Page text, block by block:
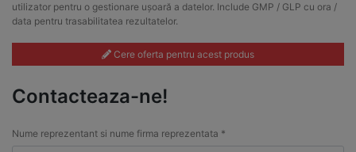
utilizator pentru o gestionare ușoară a datelor. Include GMP / GLP cu ora /
data pentru trasabilitatea rezultatelor.
Cere oferta pentru acest produs
Contacteaza-ne!
Nume reprezentant si nume firma reprezentata *